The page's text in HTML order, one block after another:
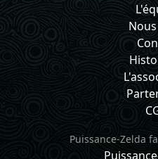
Puissance-Zelda